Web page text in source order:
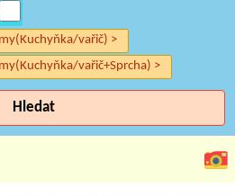
vařič) >
vařič+Sprcha) >
Hledat